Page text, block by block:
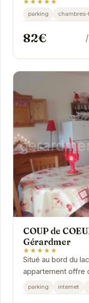
parking
82€
COUP de
Gérardmer
★★★★★
Situé au bord du
appartement offre
accès privilégié
parking internet